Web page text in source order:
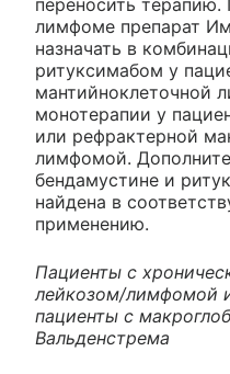
переносить
лимфоме препарат
назначать в
ритуксимабом у
мантийноклеточной
монотерапии у
или рефрактерной
лимфомой.
бендамустине и
найдена в
применению.
Пациенты с
лейкозом/лимфомой
пациенты с
Вальденстрема